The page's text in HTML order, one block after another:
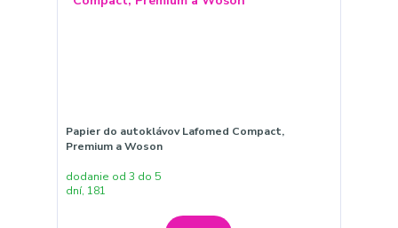
Papier do autoklávov Lafomed Compact,
Premium a Woson
dodanie od 3 do 5
dní, 181